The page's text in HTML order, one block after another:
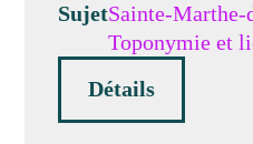
SujetSainte-Marthe-
Toponymie et
Détails